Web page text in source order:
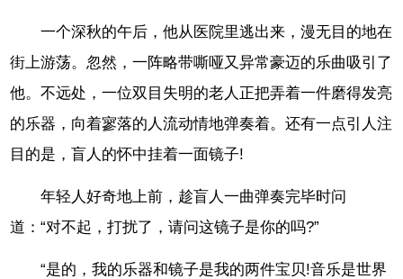
一个深秋的午后，他从医院里逃出来，漫无目的地在
街上游荡。忽然，一阵略带嘶哑又异常豪迈的乐曲吸引了
他。不远处，一位双目失明的老人正把弄着一件磨得发亮
的乐器，向着寥落的人流动情地弹奏着。还有一点引人注
目的是，盲人的怀中挂着一面镜子!
年轻人好奇地上前，趁盲人一曲弹奏完毕时问
道：“对不起，打扰了，请问这镜子是你的吗?”
“是的，我的乐器和镜子是我的两件宝贝!音乐是世界